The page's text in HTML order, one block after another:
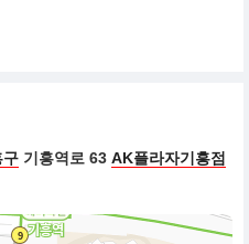
구 기흥역로 63 AK플라자기흥점